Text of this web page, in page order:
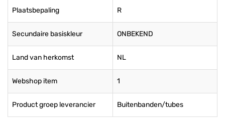
Plaatsbepaling R
Secundaire basiskleur ONBEKEND
Land van herkomst NL
Webshop item 1
Product groep leverancier Buitenbanden/tubes